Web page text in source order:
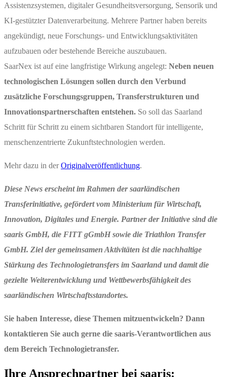
Assistenzsystemen, digitaler Gesundheitsversorgung, Sensorik und
KI-gestützter Datenverarbeitung. Mehrere Partner haben bereits
angekündigt, neue Forschungs- und Entwicklungsaktivitäten
aufzubauen oder bestehende Bereiche auszubauen.
SaarNex ist auf eine langfristige Wirkung angelegt: Neben neuen
technologischen Lösungen sollen durch den Verbund
zusätzliche Forschungsgruppen, Transferstrukturen und
Innovationspartnerschaften entstehen. So soll das Saarland
Schritt für Schritt zu einem sichtbaren Standort für intelligente,
menschenzentrierte Zukunftstechnologien werden.
Mehr dazu in derOriginalveröffentlichung.
Diese News erscheint im Rahmen der saarländischen
Transferinitiative, gefördert vom Ministerium für Wirtschaft,
Innovation, Digitales und Energie. Partner der Initiative sind die
saaris GmbH, die FITT gGmbH sowie die Triathlon Transfer
GmbH. Ziel der gemeinsamen Aktivitäten ist die nachhaltige
Stärkung des Technologietransfers im Saarland und damit die
gezielte Weiterentwicklung und Wettbewerbsfähigkeit des
saarländischen Wirtschaftsstandortes.
Sie haben Interesse, diese Themen mitzuentwickeln? Dann
kontaktieren Sie auch gerne die saaris-Verantwortlichen aus
dem Bereich Technologietransfer.
Ihre Ansprechpartner bei saaris: